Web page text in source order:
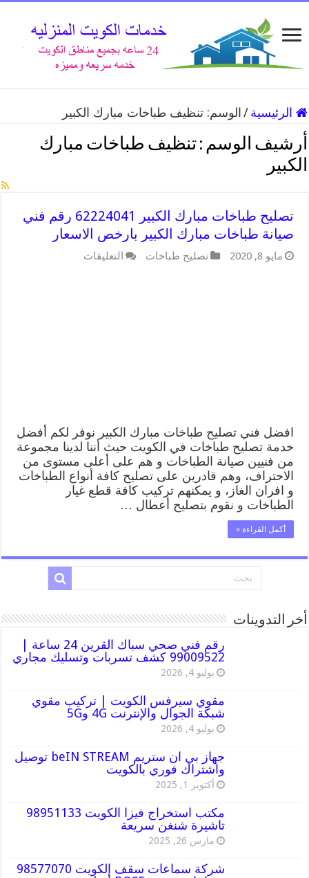
الرئيسية / الوسم:تنظيف طباخات مبارك الكبير
أرشيف الوسم :تنظيف طباخات مبارك
الكبير
تصليح طباخات مبارك الكبير 62224041 رقم فني
صيانة طباخات مبارك الكبير بارخص الاسعار
مايو 8, 2020 تصليح طباخات التعليقات
مغلقة
افضل فني تصليح طباخات مبارك الكبير نوفر لكم أفضل
خدمة تصليح طباخات في الكويت حيث أننا لدينا مجموعة
من فنيين صيانة الطباخات و هم على أعلى مستوى من
الاحتراف، وهم قادرين على تصليح كافة أنواع الطباخات
و افران الغاز، و يمكنهم تركيب كافة قطع غيار
الطباخات و نقوم بتصليح أعطال …
أكمل القراءة »
أخر التدوينات
رقم فني صحي سباك القرين 24 ساعة |
99009522 كشف تسربات وتسليك مجاري
يوليو 4, 2026
مقوي سيرفس الكويت | تركيب مقوي
شبكة الجوال والإنترنت 4G و5G
يوليو 4, 2026
جهاز بي ان ستريم beIN STREAM توصيل
واشتراك فوري بالكويت
أكتوبر 1, 2025
مكتب استخراج فيزا الكويت 98951133
تاشيرة شنغن سريعة
مارس 26, 2025
شركة سماعات سقف الكويت 98577070